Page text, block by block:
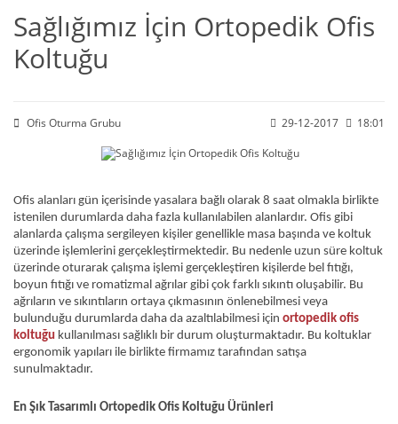
Sağlığımız İçin Ortopedik Ofis
Koltuğu
Ofis Oturma Grubu 29-12-2017 18:01
Ofis alanları gün içerisinde yasalara bağlı olarak 8 saat olmakla birlikte
istenilen durumlarda daha fazla kullanılabilen alanlardır. Ofis gibi
alanlarda çalışma sergileyen kişiler genellikle masa başında ve koltuk
üzerinde işlemlerini gerçekleştirmektedir. Bu nedenle uzun süre koltuk
üzerinde oturarak çalışma işlemi gerçekleştiren kişilerde bel fıtığı,
boyun fıtığı ve romatizmal ağrılar gibi çok farklı sıkıntı oluşabilir. Bu
ağrıların ve sıkıntıların ortaya çıkmasının önlenebilmesi veya
bulunduğu durumlarda daha da azaltılabilmesi için ortopedik ofis
koltuğu kullanılması sağlıklı bir durum oluşturmaktadır. Bu koltuklar
ergonomik yapıları ile birlikte firmamız tarafından satışa
sunulmaktadır.
En Şık Tasarımlı Ortopedik Ofis Koltuğu Ürünleri